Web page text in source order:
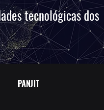
tecnológicas dos
PANJIT